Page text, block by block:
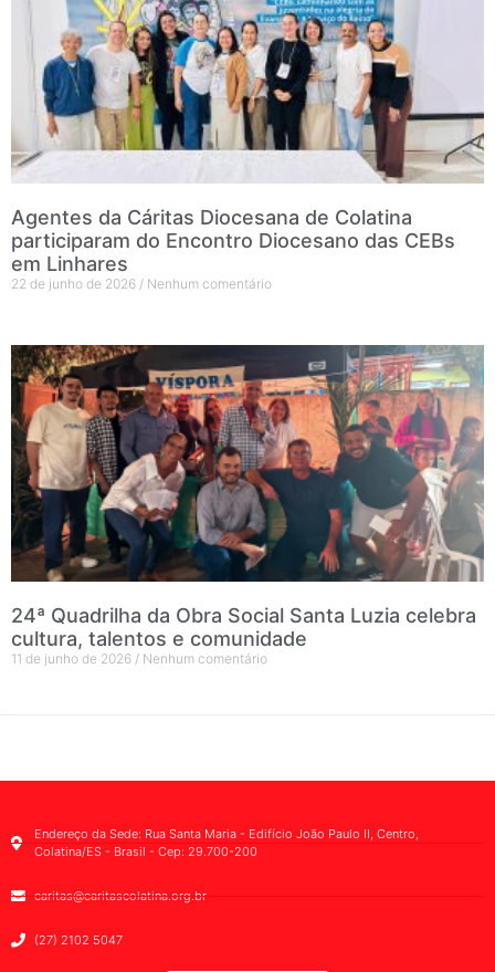
Agentes da Cáritas Diocesana de Colatina
participaram do Encontro Diocesano das CEBs
em Linhares
22 de junho de 2026 Nenhum comentário
24ª Quadrilha da Obra Social Santa Luzia celebra
cultura, talentos e comunidade
11 de junho de 2026 Nenhum comentário
Endereço da Sede: Rua Santa Maria - Edifício João Paulo II, Centro,
Colatina/ES - Brasil - Cep: 29.700-200
caritas@caritascolatina.org.br
(27) 2102 5047